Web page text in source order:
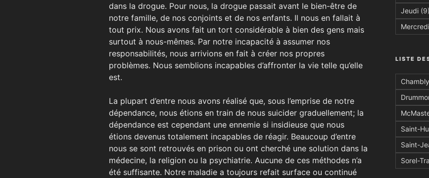
dans la drogue. Pour nous, la drogue passait avant le bien-être de
notre famille, de nos conjoints et de nos enfants. Il nous en fallait à
tout prix. Nous avons fait un tort considérable à bien des gens mais
surtout à nous-mêmes. Par notre incapacité à assumer nos
responsabilités, nous arrivions en fait à créer nos propres
problèmes. Nous semblions incapables d’affronter la vie telle qu’elle
est.
La plupart d’entre nous avons réalisé que, sous l’emprise de notre
dépendance, nous étions en train de nous suicider graduellement; la
dépendance est cependant une ennemie si insidieuse que nous
étions devenus totalement incapables de réagir. Beaucoup d’entre
nous se sont retrouvés en prison ou ont cherché une solution dans la
médecine, la religion ou la psychiatrie. Aucune de ces méthodes n’a
été suffisante. Notre maladie a toujours refait surface ou continué
Jeudi(9)
Mercredi
LISTE
Chambly
Saint-
Saint-
Sorel-